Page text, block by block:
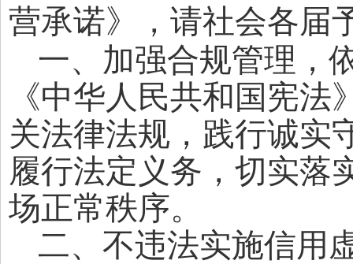
营承诺》，请社会各届
一、加强合规管理，
《中华人民共和国宪
关法律法规，践行诚实
履行法定义务，切实落
场正常秩序。
二、不违法实施信用